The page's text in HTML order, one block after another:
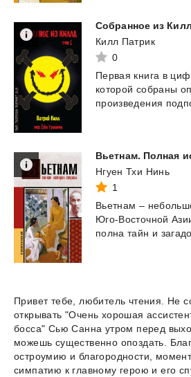
Собранное из
Килл Патрик
0
Первая книга в
которой собраны
произведения
Вьетнам. Полная
Нгуен Тхи Нинь
1
Вьетнам –
Юго-Восточной
полна тайн и
Привет тебе, любитель чтения. Не
открывать "Очень хорошая
босса" Сью Санна утром перед
можешь существенно опоздать.
остроумию и благородности,
симпатию к главному герою и его